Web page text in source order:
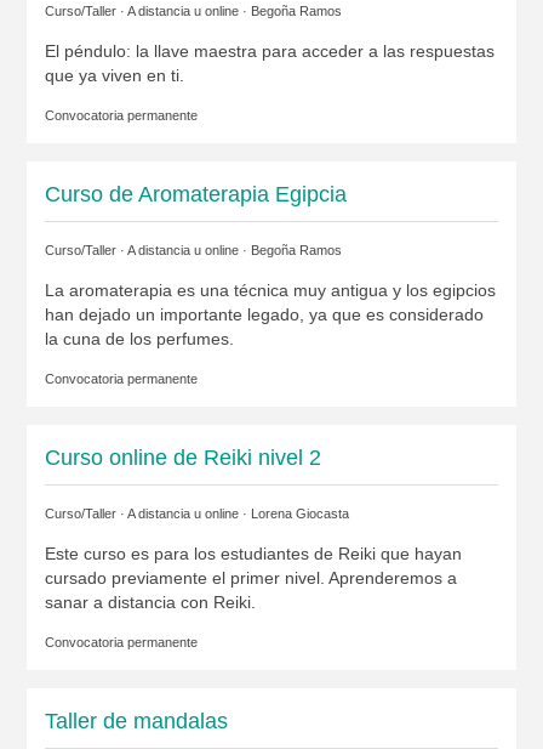
Curso/Taller · A distancia u online · Begoña Ramos
El péndulo: la llave maestra para acceder a las respuestas
que ya viven en ti.
Convocatoria permanente
Curso de Aromaterapia Egipcia
Curso/Taller · A distancia u online · Begoña Ramos
La aromaterapia es una técnica muy antigua y los egipcios
han dejado un importante legado, ya que es considerado
la cuna de los perfumes.
Convocatoria permanente
Curso online de Reiki nivel 2
Curso/Taller · A distancia u online · Lorena Giocasta
Este curso es para los estudiantes de Reiki que hayan
cursado previamente el primer nivel. Aprenderemos a
sanar a distancia con Reiki.
Convocatoria permanente
Taller de mandalas